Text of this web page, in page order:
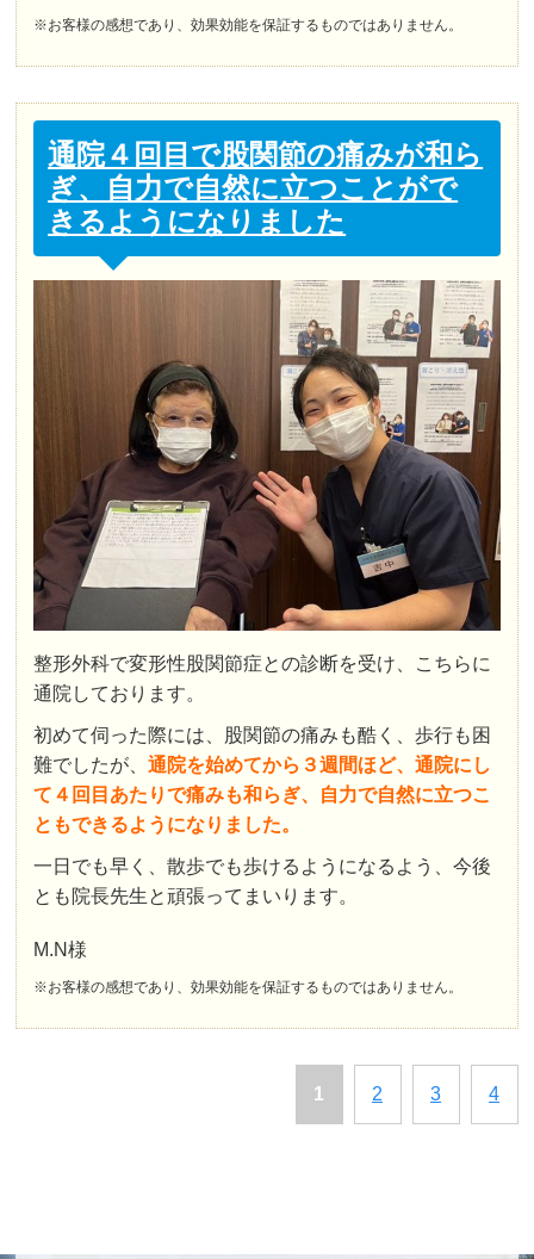
※お客様の感想であり、効果効能を保証するものではありません。
通院４回目で股関節の痛みが和ら
ぎ、自力で自然に立つことがで
きるようになりました
整形外科で変形性股関節症との診断を受け、こちらに
通院しております。
初めて伺った際には、股関節の痛みも酷く、歩行も困
難でしたが、通院を始めてから３週間ほど、通院にし
て４回目あたりで痛みも和らぎ、自力で自然に立つこ
ともできるようになりました。
一日でも早く、散歩でも歩けるようになるよう、今後
とも院長先生と頑張ってまいります。
M.N様
※お客様の感想であり、効果効能を保証するものではありません。
1 2 3 4